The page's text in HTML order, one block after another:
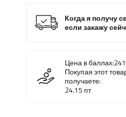
Когда я получу
если закажу
Цена в баллах:
Покупая этот
получаете:
24.15 пт